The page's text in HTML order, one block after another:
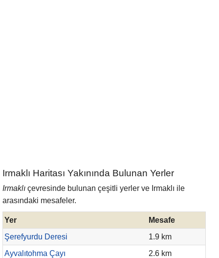
Irmaklı Haritası Yakınında Bulunan Yerler
Irmaklı çevresinde bulunan çeşitli yerler ve Irmaklı ile
arasındaki mesafeler.
Yer
Mesafe
Şerefyurdu Deresi
1.9 km
Ayvalıtohma Çayı
2.6 km